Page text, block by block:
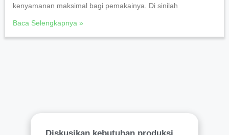
kenyamanan maksimal bagi pemakainya. Di sinilah
Baca Selengkapnya »